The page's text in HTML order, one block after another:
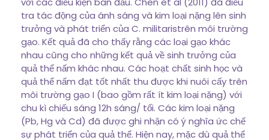
tra tác động của ánh sáng và kim loại nặng lên sinh
trưởng và phát triển của C. militaristrên môi trường
gạo. Kết quả đã cho thấy rằng các loại gạo khác
nhau cũng cho những kết quả về sinh trưởng của
quả thể nấm khác nhau. Các hoạt chất sinh học và
quả thể nấm đạt tốt nhất thu được khi nuôi cấy trên
môi trường gạo I (bao gồm rất ít kim loại nặng) với
chu kì chiếu sáng 12h sáng/ tối. Các kim loại nặng
(Pb, Hg và Cd) đã được ghi nhận có ý nghĩa ức chế
sự phát triển của quả thể. Hiện nay, mặc dù quả thể